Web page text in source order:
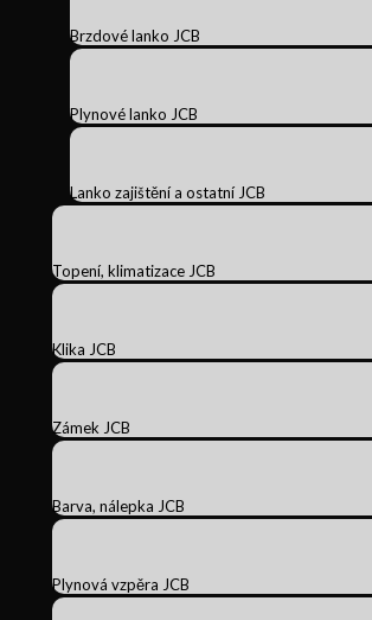
Brzdové lanko JCB
Plynové lanko JCB
Lanko zajištění a ostatní JCB
Topení, klimatizace JCB
Klika JCB
Zámek JCB
Barva, nálepka JCB
Plynová vzpěra JCB